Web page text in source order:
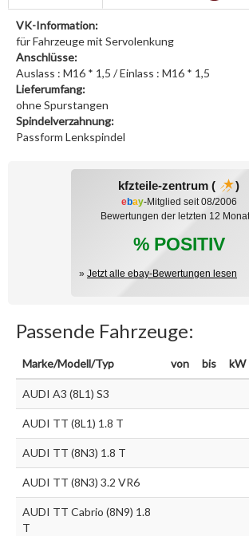
VK-Information:
für Fahrzeuge mit Servolenkung
Anschlüsse:
Auslass : M16 * 1,5 / Einlass : M16 * 1,5
Lieferumfang:
ohne Spurstangen
Spindelverzahnung:
Passform Lenkspindel
kfzteile-zentrum ( )
ebay-Mitglied seit 08/2006
Bewertungen der letzten 12
% POSITIV
» Jetzt alle ebay-Bewertungen lesen
Passende Fahrzeuge:
Marke/Modell/Typ von bis kW
AUDI A3 (8L1) S3
AUDI TT (8L1) 1.8 T
AUDI TT (8N3) 1.8 T
AUDI TT (8N3) 3.2 VR6
AUDI TT Cabrio (8N9) 1.8
T